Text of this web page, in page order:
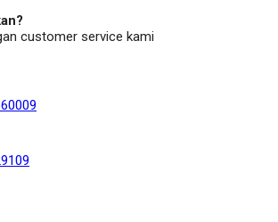
customer service kami